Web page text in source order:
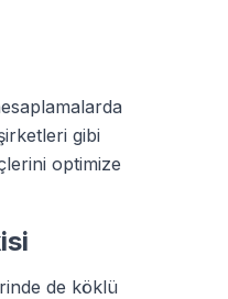
gibi
optimize
de köklü